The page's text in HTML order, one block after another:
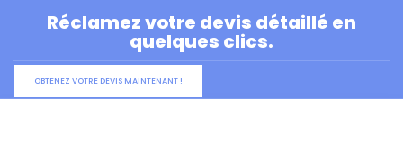
Réclamez votre devis détaillé en
quelques clics.
OBTENEZ VOTRE DEVIS MAINTENANT !